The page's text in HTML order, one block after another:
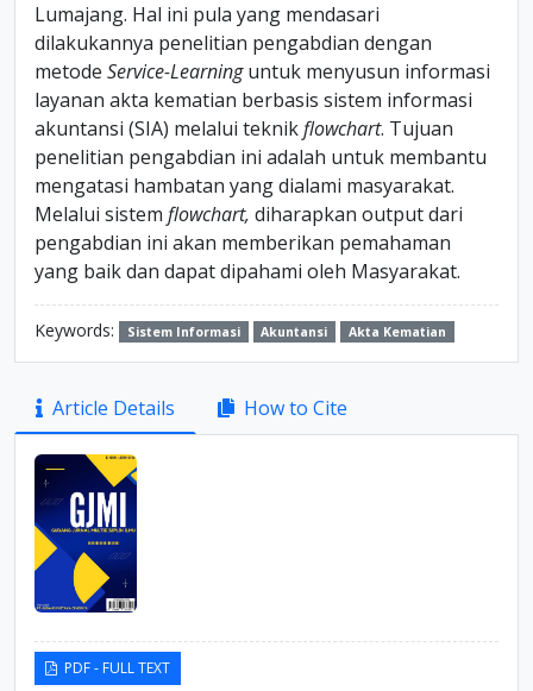
Lumajang. Hal ini pula yang mendasari
dilakukannya penelitian pengabdian dengan
metode Service-Learninguntuk menyusun informasi
layanan akta kematian berbasis sistem informasi
akuntansi (SIA) melalui teknikflowchart. Tujuan
penelitian pengabdian ini adalah untuk membantu
mengatasi hambatan yang dialami masyarakat.
Melalui sistem flowchart, diharapkan output dari
pengabdian ini akan memberikan pemahaman
yang baik dan dapat dipahami oleh Masyarakat.
Keywords: Sistem Informasi Akuntansi Akta Kematian
Article
Sidebar
Article Details How to Cite
PDF - FULL TEXT